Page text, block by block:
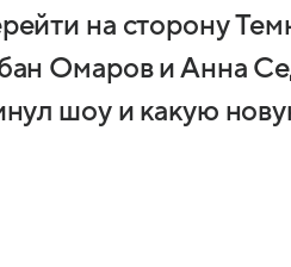
на сторону
Омаров и Анна
шоу и какую